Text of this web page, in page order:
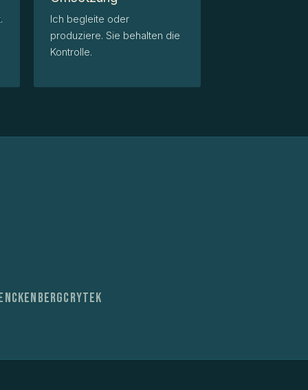
Ich begleite oder
produziere. Sie behalten die
Kontrolle.
Crytek